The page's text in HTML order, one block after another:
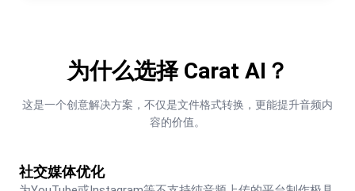
为什么选择 Carat AI？
这是一个创意解决方案，不仅是文件格式转换，更能提升音频内
容的价值。
社交媒体优化